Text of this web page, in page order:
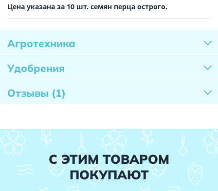
Цена указана за 10 шт. семян перца острого.
Агротехника
Удобрения
Отзывы (1)
С ЭТИМ ТОВАРОМ
ПОКУПАЮТ